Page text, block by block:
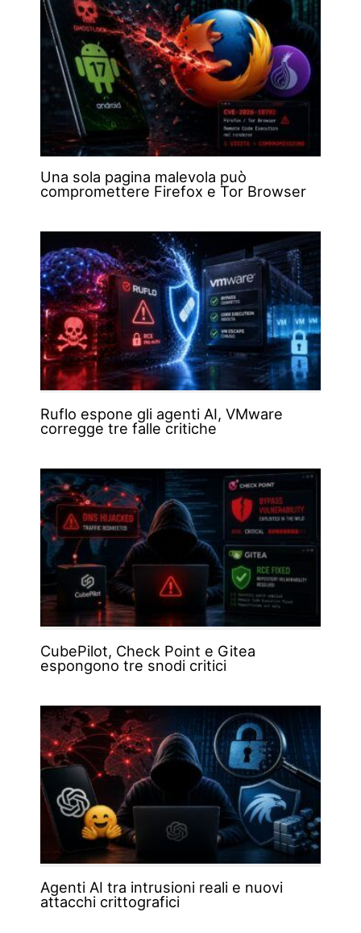
Una sola pagina malevola può
compromettere Firefox e Tor Browser
Ruflo espone gli agenti AI, VMware
corregge tre falle critiche
CubePilot, Check Point e Gitea
espongono tre snodi critici
Agenti AI tra intrusioni reali e nuovi
attacchi crittografici